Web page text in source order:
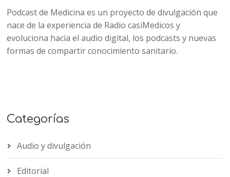
Podcast de Medicina es un proyecto de divulgación que
nace de la experiencia de Radio casiMedicos y
evoluciona hacia el audio digital, los podcasts y nuevas
formas de compartir conocimiento sanitario.
Categorías
Audio y divulgación
Editorial